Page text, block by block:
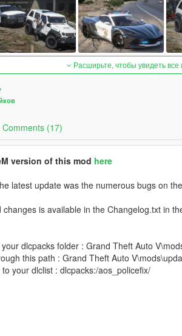
Расширьте, чтобы увидеть
(17)
version of this mod here
latest update was the numerous bugs on
is available in the Changelog.txt in
dlcpacks folder : Grand Theft Auto
this path : Grand Theft Auto
your dlclist : dlcpacks:/aos_policefix/